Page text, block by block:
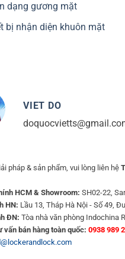
dạng gương mặt
bị nhận diện khuôn mặt
VIET DO
pháp & sản phẩm, vui lòng liên hệ
HCM & Showroom: SH02-22,
HN: Lầu 13, Tháp Hà Nội - Số 49,
ĐN: Tòa nhà văn phòng Indochina
vấn bán hàng toàn quốc: 0938 989